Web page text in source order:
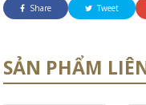
Share Tweet
SẢN PHẨM